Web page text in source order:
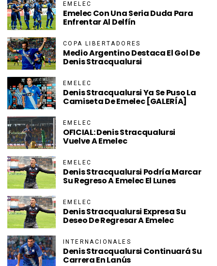
EMELEC
Emelec Con Una Seria Duda Para
Enfrentar Al Delfín
COPA LIBERTADORES
Medio Argentino Destaca El Gol De
Denis Stracqualursi
EMELEC
Denis Stracqualursi Ya Se Puso La
Camiseta De Emelec [GALERÍA]
EMELEC
OFICIAL: Denis Stracqualursi
Vuelve A Emelec
EMELEC
Denis Stracqualursi Podría Marcar
Su Regreso A Emelec El Lunes
EMELEC
Denis Stracqualursi Expresa Su
Deseo De Regresar A Emelec
INTERNACIONALES
Denis Stracqualursi Continuará Su
Carrera En Lanús